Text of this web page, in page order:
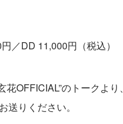
／DD 11,000円（税込）
花OFFICIAL”のトークより、
送りください。